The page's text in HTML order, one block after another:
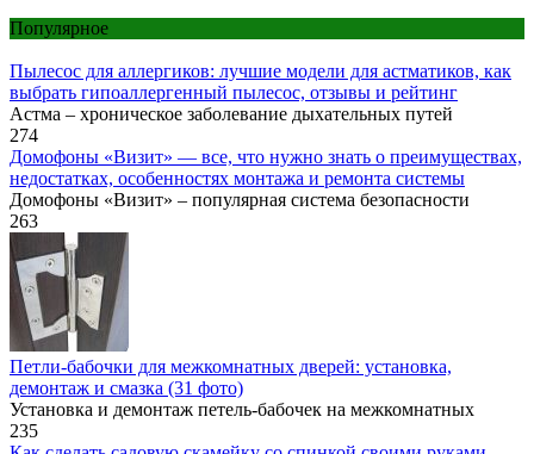
Популярное
Пылесос для аллергиков: лучшие модели для астматиков, как
выбрать гипоаллергенный пылесос, отзывы и рейтинг
Астма – хроническое заболевание дыхательных путей
274
Домофоны «Визит» — все, что нужно знать о преимуществах,
недостатках, особенностях монтажа и ремонта системы
Домофоны «Визит» – популярная система безопасности
263
Петли-бабочки для межкомнатных дверей: установка,
демонтаж и смазка (31 фото)
Установка и демонтаж петель-бабочек на межкомнатных
235